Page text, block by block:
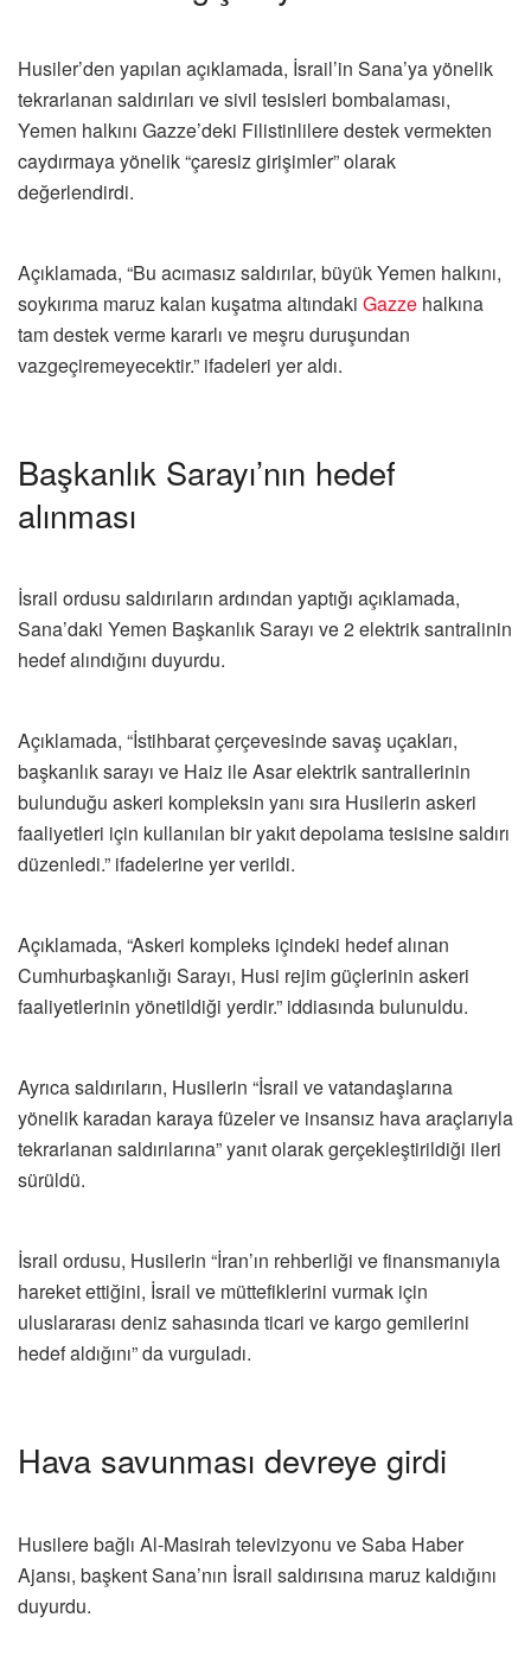
Husiler’den yapılan açıklamada, İsrail’in Sana’ya yönelik
tekrarlanan saldırıları ve sivil tesisleri bombalaması,
Yemen halkını Gazze’deki Filistinlilere destek vermekten
caydırmaya yönelik “çaresiz girişimler” olarak
değerlendirdi.
Açıklamada, “Bu acımasız saldırılar, büyük Yemen halkını,
soykırıma maruz kalan kuşatma altındaki Gazze halkına
tam destek verme kararlı ve meşru duruşundan
vazgeçiremeyecektir.” ifadeleri yer aldı.
Başkanlık Sarayı’nın hedef
alınması
İsrail ordusu saldırıların ardından yaptığı açıklamada,
Sana’daki Yemen Başkanlık Sarayı ve 2 elektrik santralinin
hedef alındığını duyurdu.
Açıklamada, “İstihbarat çerçevesinde savaş uçakları,
başkanlık sarayı ve Haiz ile Asar elektrik santrallerinin
bulunduğu askeri kompleksin yanı sıra Husilerin askeri
faaliyetleri için kullanılan bir yakıt depolama tesisine saldırı
düzenledi.” ifadelerine yer verildi.
Açıklamada, “Askeri kompleks içindeki hedef alınan
Cumhurbaşkanlığı Sarayı, Husi rejim güçlerinin askeri
faaliyetlerinin yönetildiği yerdir.” iddiasında bulunuldu.
Ayrıca saldırıların, Husilerin “İsrail ve vatandaşlarına
yönelik karadan karaya füzeler ve insansız hava araçlarıyla
tekrarlanan saldırılarına” yanıt olarak gerçekleştirildiği ileri
sürüldü.
İsrail ordusu, Husilerin “İran’ın rehberliği ve finansmanıyla
hareket ettiğini, İsrail ve müttefiklerini vurmak için
uluslararası deniz sahasında ticari ve kargo gemilerini
hedef aldığını” da vurguladı.
Hava savunması devreye girdi
Husilere bağlı Al-Masirah televizyonu ve Saba Haber
Ajansı, başkent Sana’nın İsrail saldırısına maruz kaldığını
duyurdu.